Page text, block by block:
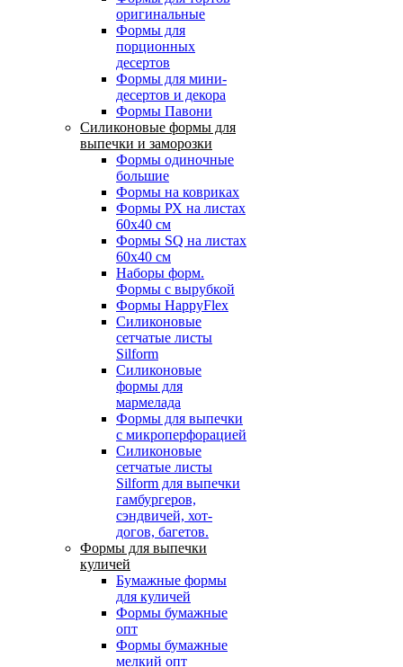
оригинальные
Формы для
порционных
десертов
Формы для мини-
десертов и декора
Формы Павони
Силиконовые формы для
выпечки и заморозки
Формы одиночные
большие
Формы на ковриках
Формы РХ на листах
60х40 см
Формы SQ на листах
60х40 см
Наборы форм.
Формы с вырубкой
Формы HappyFlex
Силиконовые
сетчатые листы
Silform
Силиконовые
формы для
мармелада
Формы для выпечки
с микроперфорацией
Силиконовые
сетчатые листы
Silform для выпечки
гамбургеров,
сэндвичей, хот-
догов, багетов.
Формы для выпечки
куличей
Бумажные формы
для куличей
Формы бумажные
опт
Формы бумажные
мелкий опт